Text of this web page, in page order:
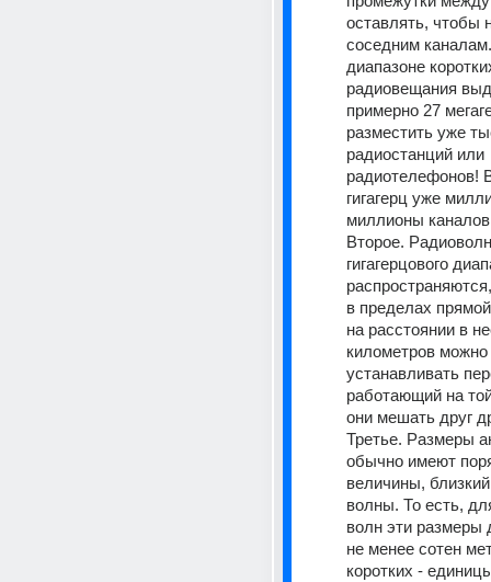
оставлять, чтобы
соседним
диапазоне
радиовещания
примерно 27
разместить уже
радиостанций или
радиотелефонов!
гигагерц уже
миллионы
Второе.
гигагерцового
в пределах
на расстоянии в
километров можно
устанавливать
работающий на
они мешать друг
Третье. Размеры
обычно имеют
величины,
волны. То есть,
волн эти
не менее сотен
коротких -